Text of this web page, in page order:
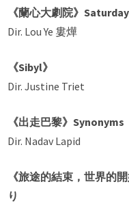
《蘭心大劇院》
Dir. Lou Ye 婁燁
《Sibyl》
Dir. Justine Triet
《出走巴黎》Synonyms
Dir. Nadav Lapid
《旅途的結束，世界的
り